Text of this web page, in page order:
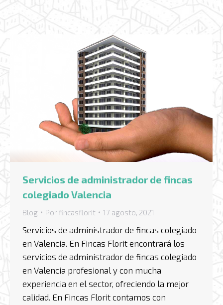
Servicios de administrador de fincas
colegiado Valencia
Blog Por fincasflorit 17 agosto, 2021
Servicios de administrador de fincas colegiado
en Valencia. En Fincas Florit encontrará los
servicios de administrador de fincas colegiado
en Valencia profesional y con mucha
experiencia en el sector, ofreciendo la mejor
calidad. En Fincas Florit contamos con